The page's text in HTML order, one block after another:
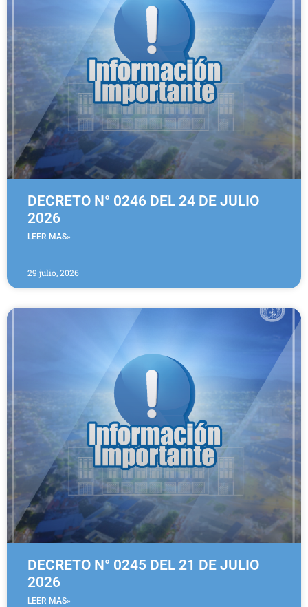
DECRETO N° 0246 DEL 24 DE JULIO
2026
LEER MAS»
29 julio, 2026
DECRETO N° 0245 DEL 21 DE JULIO
2026
LEER MAS»